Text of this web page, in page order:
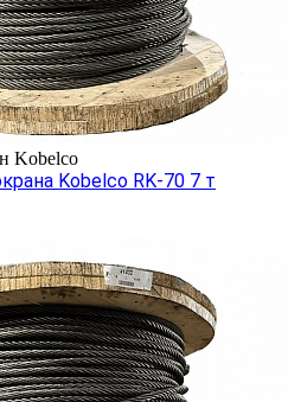
Kobelco
Kobelco RK-70 7 т